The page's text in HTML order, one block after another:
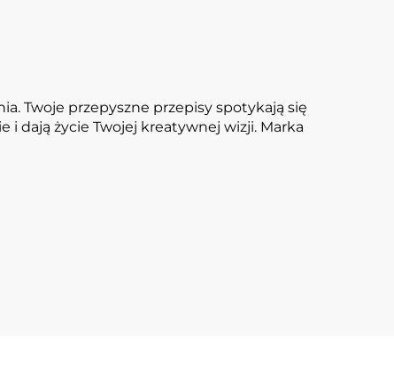
Twoje przepyszne przepisy spotykają się
dają życie Twojej kreatywnej wizji. Marka